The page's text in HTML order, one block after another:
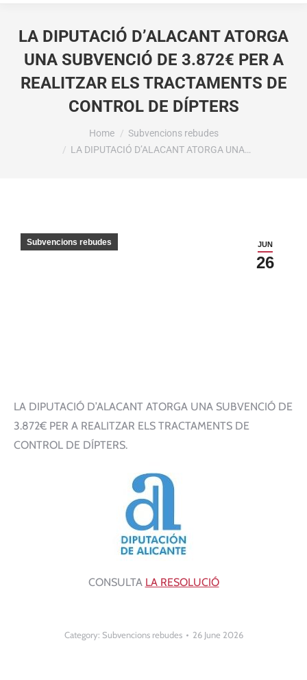
LA DIPUTACIÓ D’ALACANT ATORGA
UNA SUBVENCIÓ DE 3.872€ PER A
REALITZAR ELS TRACTAMENTS DE
CONTROL DE DÍPTERS
Home
Subvencions rebudes
LA DIPUTACIÓ D’ALACANT ATORGA UNA…
JUN
26
Subvencions rebudes
LA DIPUTACIÓ D’ALACANT ATORGA UNA SUBVENCIÓ DE
3.872€ PER A REALITZAR ELS TRACTAMENTS DE
CONTROL DE DÍPTERS.
CONSULTA LA RESOLUCIÓ
Category: Subvencions rebudes 26 June 2026